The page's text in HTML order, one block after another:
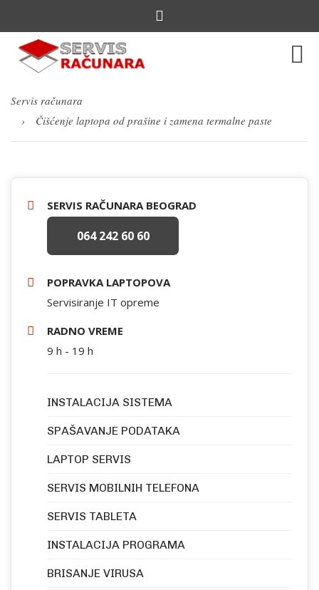
Servis računara
Čišćenje laptopa od prašine i zamena termalne paste
SERVIS RAČUNARA BEOGRAD
064 242 60 60
POPRAVKA LAPTOPOVA
Servisiranje IT opreme
RADNO VREME
9 h - 19 h
INSTALACIJA SISTEMA
SPAŠAVANJE PODATAKA
LAPTOP SERVIS
SERVIS MOBILNIH TELEFONA
SERVIS TABLETA
INSTALACIJA PROGRAMA
BRISANJE VIRUSA